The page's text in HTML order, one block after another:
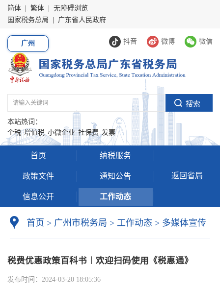
简体 繁体
无障碍浏览
国家税务总局
广东省人民政府
抖音 微博 微信
广州
本站热词：
个税 增值税 小微企业 社保费 发票
首页 纳税服务
政策文件 通知公告
信息公开 工作动态
返回省局
首页 > 广州市税务局 > 工作动态 > 多媒体宣传
税费优惠政策百科书︱欢迎扫码使用《税惠通》
发布时间： 2024-03-20 18:05:36